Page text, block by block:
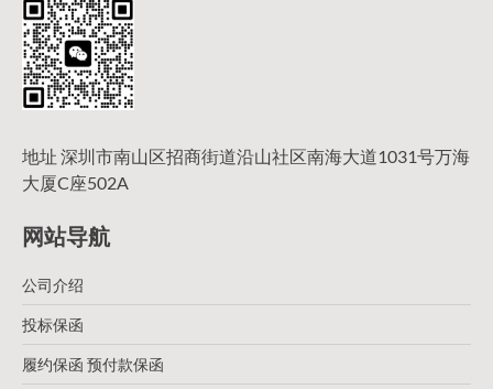
地址 深圳市南山区招商街道沿山社区南海大道1031号万海
大厦C座502A
网站导航
公司介绍
投标保函
履约保函 预付款保函